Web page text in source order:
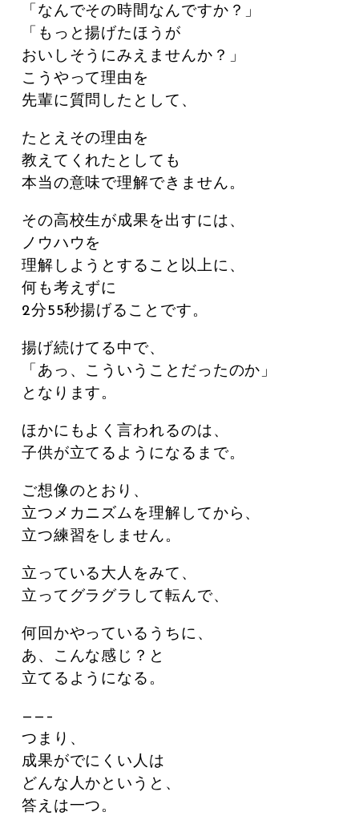
「なんでその時間なんですか？」
「もっと揚げたほうが
おいしそうにみえませんか？」
こうやって理由を
先輩に質問したとして、
たとえその理由を
教えてくれたとしても
本当の意味で理解できません。
その高校生が成果を出すには、
ノウハウを
理解しようとすること以上に、
何も考えずに
2分55秒揚げることです。
揚げ続けてる中で、
「あっ、こういうことだったのか」
となります。
ほかにもよく言われるのは、
子供が立てるようになるまで。
ご想像のとおり、
立つメカニズムを理解してから、
立つ練習をしません。
立っている大人をみて、
立ってグラグラして転んで、
何回かやっているうちに、
あ、こんな感じ？と
立てるようになる。
——–
つまり、
成果がでにくい人は
どんな人かというと、
答えは一つ。